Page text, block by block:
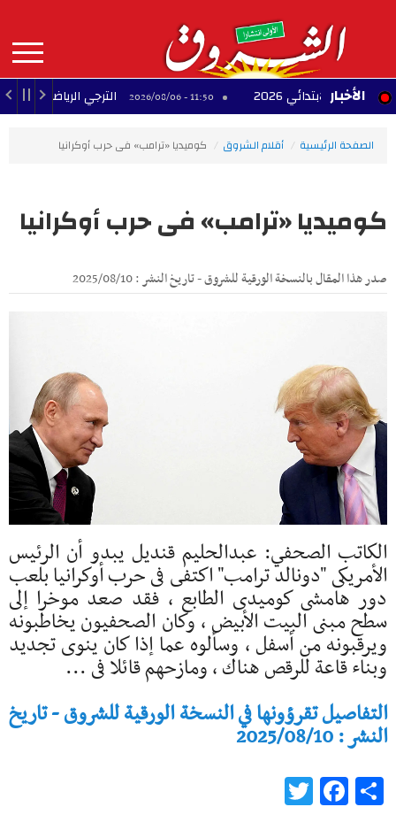
contenu
principal
MAIN
NAVIGATION الأخبار
الابتدائي 2026 11:50 - 2026/08/06 الترجي الرياضي يودّع 20 لاعبًا في الميركاتو الصيفي
الصفحة الرئيسية أقلام الشروق كوميديا «ترامب» فى حرب أوكرانيا
كوميديا «ترامب» فى حرب أوكرانيا
صدر هذا المقال بالنسخة الورقية للشروق - تاريخ النشر : 2025/08/10
الكاتب الصحفي: عبدالحليم قنديل يبدو أن الرئيس
الأمريكى "دونالد ترامب" اكتفى فى حرب أوكرانيا بلعب
دور هامشى كوميدى الطابع ، فقد صعد موخرا إلى
سطح مبنى البيت الأبيض ، وكان الصحفيون يخاطبونه
ويرقبونه من أسفل ، وسألوه عما إذا كان ينوى تجديد
وبناء قاعة للرقص هناك ، ومازحهم قائلا فى ...
التفاصيل تقرؤونها في النسخة الورقية للشروق - تاريخ
النشر : 2025/08/10
Share
Facebook